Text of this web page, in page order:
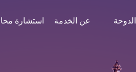
الدوحة عن الخدمة استشارة